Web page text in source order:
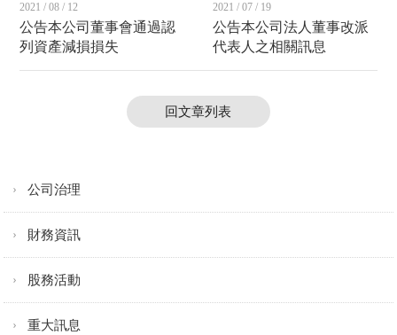
2021 / 08 / 12
公告本公司董事會通過認
列資產減損損失
2021 / 07 / 19
公告本公司法人董事改派
代表人之相關訊息
回文章列表
公司治理
財務資訊
股務活動
重大訊息